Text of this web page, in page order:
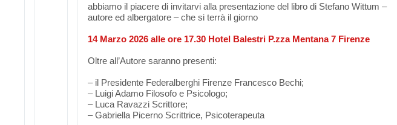
abbiamo il piacere di invitarvi alla presentazione del libro di Stefano Wittum –
autore ed albergatore – che si terrà il giorno
14 Marzo 2026 alle ore 17.30 Hotel Balestri P.zza Mentana 7 Firenze
Oltre all’Autore saranno presenti:
– il Presidente Federalberghi Firenze Francesco Bechi;
– Luigi Adamo Filosofo e Psicologo;
– Luca Ravazzi Scrittore;
– Gabriella Picerno Scrittrice, Psicoterapeuta